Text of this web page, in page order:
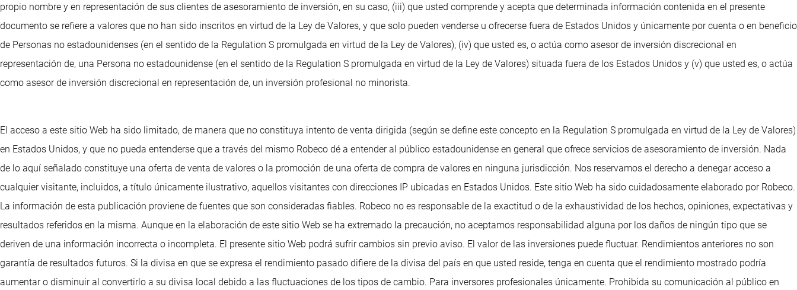
propio nombre y en representación de sus clientes de asesoramiento de inversión, en su caso, (iii) que usted comprende y acepta que determinada información contenida en el presente
documento se refiere a valores que no han sido inscritos en virtud de la Ley de Valores, y que solo pueden venderse u ofrecerse fuera de Estados Unidos y únicamente por cuenta o en beneficio
de Personas no estadounidenses (en el sentido de la Regulation S promulgada en virtud de la Ley de Valores), (iv) que usted es, o actúa como asesor de inversión discrecional en
representación de, una Persona no estadounidense (en el sentido de la Regulation S promulgada en virtud de la Ley de Valores) situada fuera de los Estados Unidos y (v) que usted es, o actúa
como asesor de inversión discrecional en representación de, un inversión profesional no minorista.
El acceso a este sitio Web ha sido limitado, de manera que no constituya intento de venta dirigida (según se define este concepto en la Regulation S promulgada en virtud de la Ley de Valores)
en Estados Unidos, y que no pueda entenderse que a través del mismo Robeco dé a entender al público estadounidense en general que ofrece servicios de asesoramiento de inversión. Nada
de lo aquí señalado constituye una oferta de venta de valores o la promoción de una oferta de compra de valores en ninguna jurisdicción. Nos reservamos el derecho a denegar acceso a
cualquier visitante, incluidos, a título únicamente ilustrativo, aquellos visitantes con direcciones IP ubicadas en Estados Unidos. Este sitio Web ha sido cuidadosamente elaborado por Robeco.
La información de esta publicación proviene de fuentes que son consideradas fiables. Robeco no es responsable de la exactitud o de la exhaustividad de los hechos, opiniones, expectativas y
resultados referidos en la misma. Aunque en la elaboración de este sitio Web se ha extremado la precaución, no aceptamos responsabilidad alguna por los daños de ningún tipo que se
deriven de una información incorrecta o incompleta. El presente sitio Web podrá sufrir cambios sin previo aviso. El valor de las inversiones puede fluctuar. Rendimientos anteriores no son
garantía de resultados futuros. Si la divisa en que se expresa el rendimiento pasado difiere de la divisa del país en que usted reside, tenga en cuenta que el rendimiento mostrado podría
aumentar o disminuir al convertirlo a su divisa local debido a las fluctuaciones de los tipos de cambio. Para inversores profesionales únicamente. Prohibida su comunicación al público en